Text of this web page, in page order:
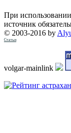
При
источник
© 2003-2016 by
Статьи
volgar-mainlink